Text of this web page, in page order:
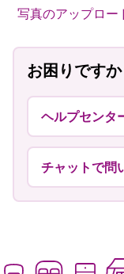
写真のアップロー
お困りですか
ヘルプセンタ
チャットで問